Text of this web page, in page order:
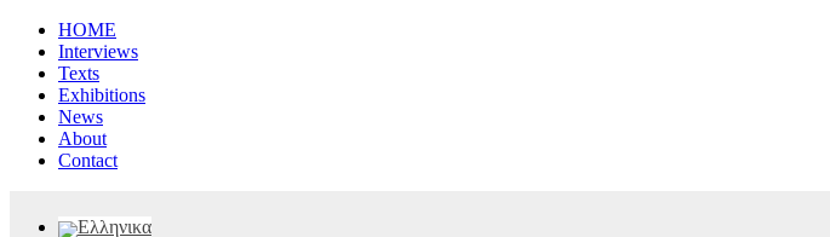
HOME
Interviews
Texts
Exhibitions
News
About
Contact